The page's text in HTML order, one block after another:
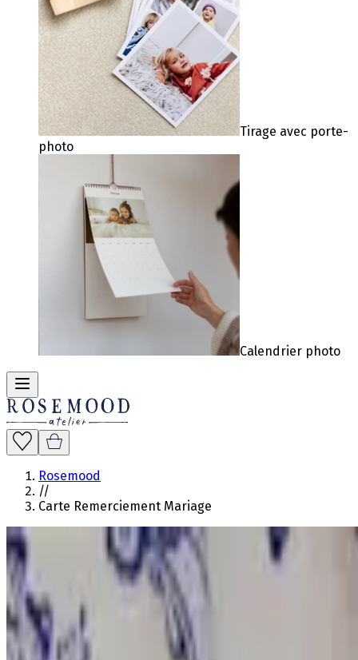
Tirage avec porte-
photo
Calendrier photo
Rosemood
//
Carte Remerciement Mariage